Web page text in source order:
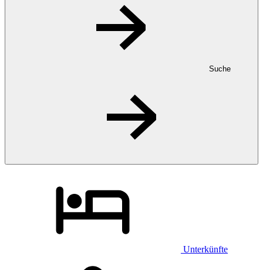
Suche
Unterkünfte